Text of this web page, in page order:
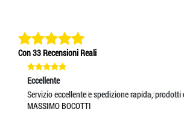
Con 33 Recensioni Reali
Eccellente
Servizio impeccabile e merce come da
MIRCO
Eccellente
Servizio eccellente e spedizione rapida, prodotti
MASSIMO BOCOTTI